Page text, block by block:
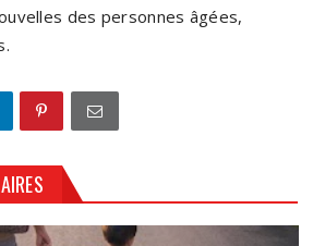
des personnes âgées,